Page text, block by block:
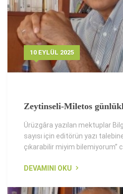
10 EYLÜL 2025
Zeytinseli-Miletos
Ürüzgâra yazılan mektuplar
sayısı için editörün yazı
çıkarabilir miyim bilemiyorum”
DEVAMINI OKU